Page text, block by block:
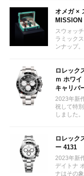
オメガ ×
MISSION
スウォッ
ラミック
ンナップ
ロレック
ｍ ホワ
キャリバ
2023年新
祝して特
しました
ロレック
ー 4131
2023年新
デイトナ
ナはその